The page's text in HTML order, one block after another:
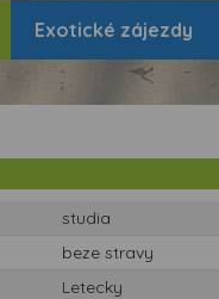
Exotické zájezdy
studia
beze stravy
Letecky